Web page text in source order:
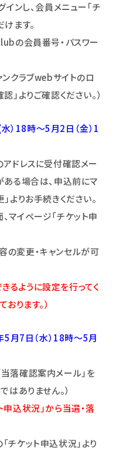
ンし、会員メニュー｢チ
ます。
の会員番号・パスワー
クラブwebサイトのロ
」よりご確認ください。）
18時～5月2日（金）1
アドレスに受付確認メー
ある場合は、申込前にマ
よりお手続きください。
イページ「チケット申
変更・キャンセルが可
るように設定を行ってく
ります。）
月7日（水）18時～5月
落確認案内メール」を
はありません。）
込状況」から当選・落
ケット申込状況」より